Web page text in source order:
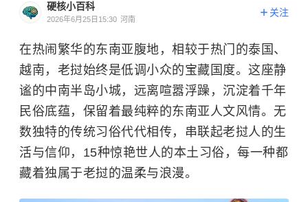
硬核小百科
2026年6月25日15:30 河南
关注
在热闹繁华的东南亚腹地，相较于热门的泰国、
越南，老挝始终是低调小众的宝藏国度。这座静
谧的中南半岛小城，远离喧嚣浮躁，沉淀着千年
民俗底蕴，保留着最纯粹的东南亚人文风情。无
数独特的传统习俗代代相传，串联起老挝人的生
活与信仰，15种惊艳世人的本土习俗，每一种都
藏着独属于老挝的温柔与浪漫。